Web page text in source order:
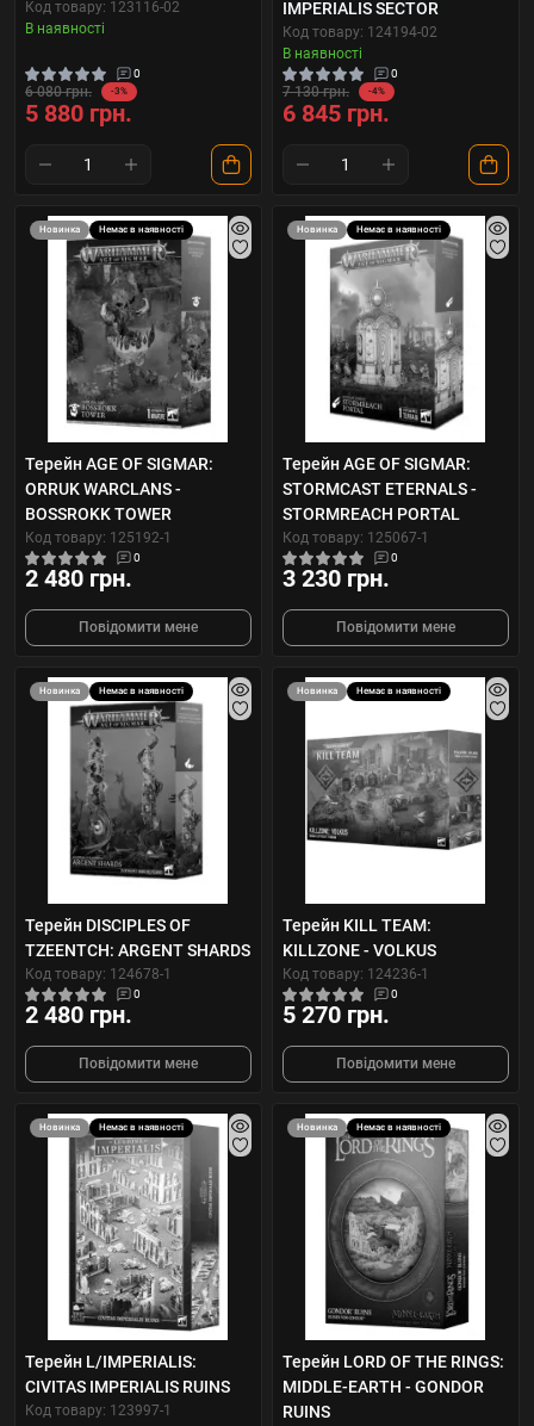
Код товару: 123116-02
В наявності
0
6 080 грн. -3%
5 880 грн.
IMPERIALIS SECTOR
Код товару: 124194-02
В наявності
0
7 130 грн. -4%
6 845 грн.
Новинка Немає в наявності
Терейн AGE OF SIGMAR:
ORRUK WARCLANS -
BOSSROKK TOWER
Код товару: 125192-1
0
2 480 грн.
Повідомити мене
Новинка Немає в наявності
Терейн AGE OF SIGMAR:
STORMCAST ETERNALS -
STORMREACH PORTAL
Код товару: 125067-1
0
3 230 грн.
Повідомити мене
Новинка Немає в наявності
Терейн DISCIPLES OF
TZEENTCH: ARGENT SHARDS
Код товару: 124678-1
0
2 480 грн.
Повідомити мене
Новинка Немає в наявності
Терейн KILL TEAM:
KILLZONE - VOLKUS
Код товару: 124236-1
0
5 270 грн.
Повідомити мене
Новинка Немає в наявності
Терейн L/IMPERIALIS:
CIVITAS IMPERIALIS RUINS
Код товару: 123997-1
Новинка Немає в наявності
Терейн LORD OF THE RINGS:
MIDDLE-EARTH - GONDOR
RUINS